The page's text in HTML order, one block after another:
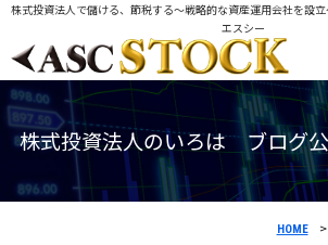
株式投資法人で儲ける、節税する～戦略的な資産運用会社を設
エスシー
株式投資法人のいろは ブログ
HOME